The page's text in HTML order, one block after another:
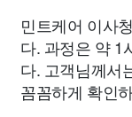
민트케어 이사
다. 과정은 약 1
다. 고객님께서
꼼꼼하게 확인